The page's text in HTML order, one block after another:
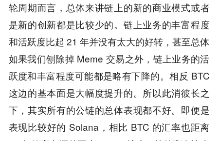
轮周期而言，总体来讲链上的新的商业模式或者
是新的创新都是比较少的。链上业务的丰富程度
和活跃度比起 21 年并没有太大的好转，甚至总体
如果我们刨除掉 Meme 交易之外，链上业务的活
跃度和丰富程度可能都是略有下降的。相反 BTC
这边的基本面是大幅度提升的。所以此消彼长之
下，其实所有的公链的总体表现都不好。即便是
表现比较好的 Solana，相比 BTC 的汇率也距离